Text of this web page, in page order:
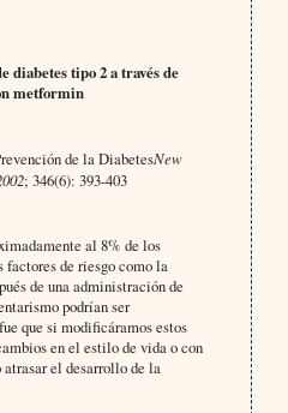
diabetes tipo 2 a través de
metformin
de la DiabetesNew
; 346(6): 393-403
al 8% de los
de riesgo como la
de una administración de
podrían ser
que si modificáramos estos
en el estilo de vida o con
el desarrollo de la